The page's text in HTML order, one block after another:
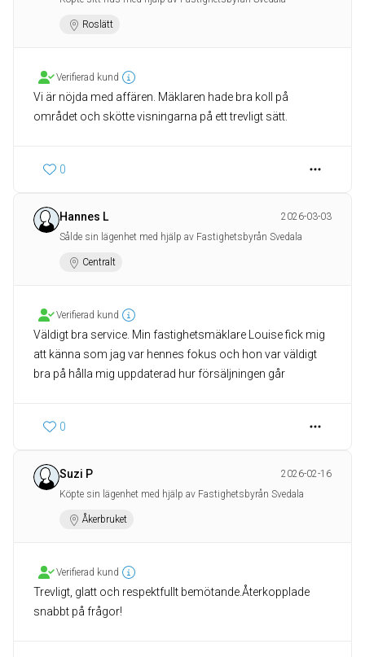
Roslätt
Verifierad kund
Vi är nöjda med affären. Mäklaren hade bra koll på
området och skötte visningarna på ett trevligt sätt.
0
Hannes L
2026-03-03
Sålde sin lägenhet med hjälp av Fastighetsbyrån Svedala
Centralt
Verifierad kund
Väldigt bra service. Min fastighetsmäklare Louise fick mig
att känna som jag var hennes fokus och hon var väldigt
bra på hålla mig uppdaterad hur försäljningen går
0
Suzi P
2026-02-16
Köpte sin lägenhet med hjälp av Fastighetsbyrån Svedala
Åkerbruket
Verifierad kund
Trevligt, glatt och respektfullt bemötande.Återkopplade
snabbt på frågor!